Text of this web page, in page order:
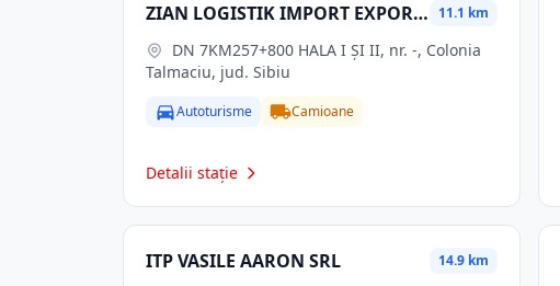
ZIAN LOGISTIK IMPORT EXPORT SRL 11.1 km
Talmaciu, jud. Sibiu
Autoturisme Camioane
Detalii stație
ITP VASILE AARON SRL 14.9 km